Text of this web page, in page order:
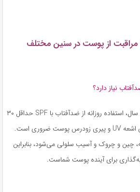
مراقبت از پوست در سنین مختلف
بله. حتی در سنین ۱۸ تا ۳۰ سال، استفاده روزانه از ضدآفتاب با SPF حداقل ۳۰
برای جلوگیری از آسیب‌های اشعه UV و پیری زودرس پوست ضروری است.
چین و چروک و آسیب سلولی می‌شود، بنابراین
برای آینده پوست شماست.